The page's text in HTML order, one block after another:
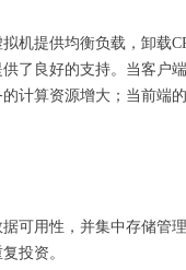
机提供均衡负载，卸载
了良好的支持。当客户
计算资源增大；当前
可用性，并集中存储管
投资。